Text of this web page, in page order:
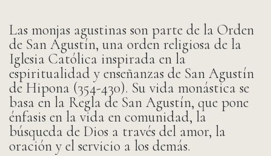
Las monjas agustinas son parte de la Orden
de San Agustín, una orden religiosa de la
Iglesia Católica inspirada en la
espiritualidad y enseñanzas de San Agustín
de Hipona (354-430). Su vida monástica se
basa en la Regla de San Agustín, que pone
énfasis en la vida en comunidad, la
búsqueda de Dios a través del amor, la
oración y el servicio a los demás.